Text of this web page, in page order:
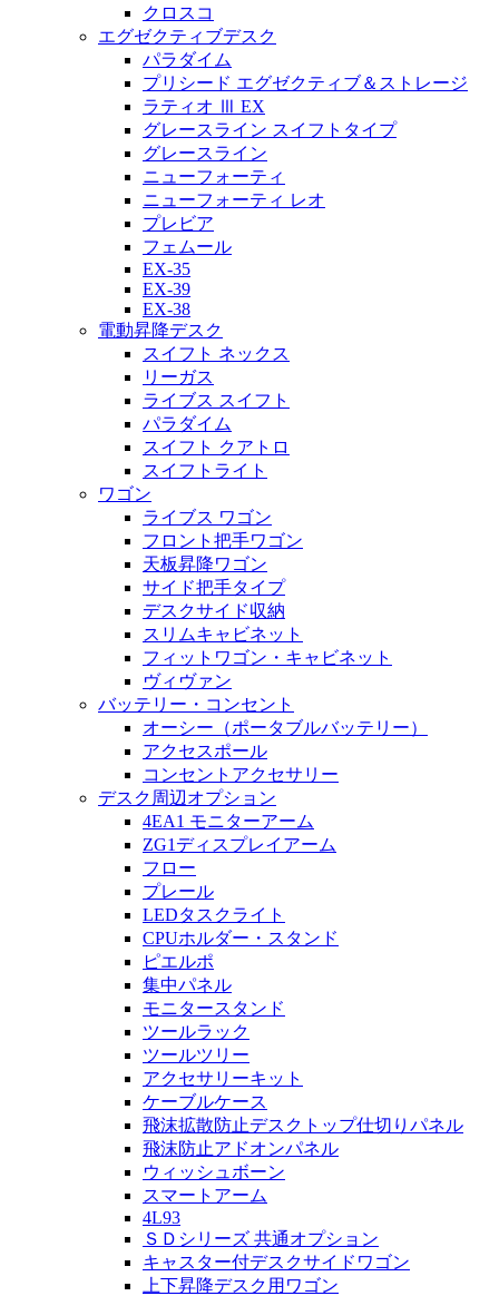
クロスコ
エグゼクティブデスク
パラダイム
プリシード エグゼクティブ＆ストレージ
ラティオ Ⅲ EX
グレースライン スイフトタイプ
グレースライン
ニューフォーティ
ニューフォーティ レオ
プレビア
フェムール
EX-35
EX-39
EX-38
電動昇降デスク
スイフト ネックス
リーガス
ライブス スイフト
パラダイム
スイフト クアトロ
スイフトライト
ワゴン
ライブス ワゴン
フロント把手ワゴン
天板昇降ワゴン
サイド把手タイプ
デスクサイド収納
スリムキャビネット
フィットワゴン・キャビネット
ヴィヴァン
バッテリー・コンセント
オーシー（ポータブルバッテリー）
アクセスポール
コンセントアクセサリー
デスク周辺オプション
4EA1 モニターアーム
ZG1ディスプレイアーム
フロー
プレール
LEDタスクライト
CPUホルダー・スタンド
ピエルポ
集中パネル
モニタースタンド
ツールラック
ツールツリー
アクセサリーキット
ケーブルケース
飛沫拡散防止デスクトップ仕切りパネル
飛沫防止アドオンパネル
ウィッシュボーン
スマートアーム
4L93
ＳＤシリーズ 共通オプション
キャスター付デスクサイドワゴン
上下昇降デスク用ワゴン